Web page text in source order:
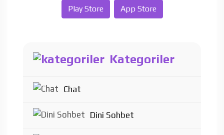
Play Store App Store
Kategoriler
Chat
Dini Sohbet